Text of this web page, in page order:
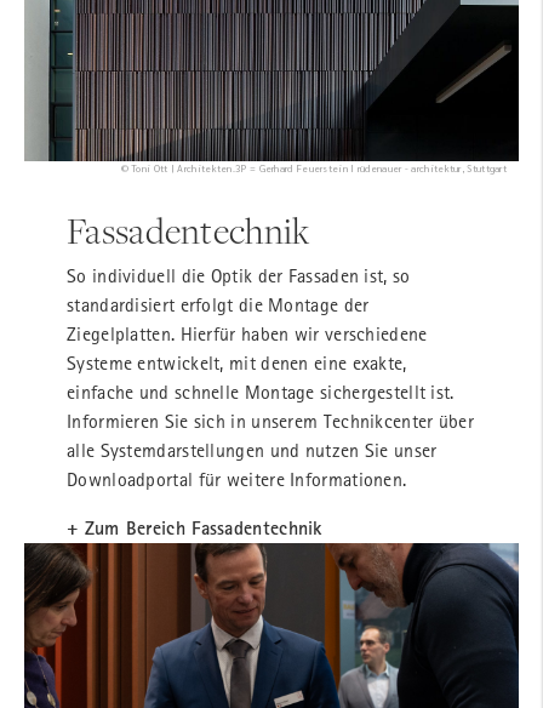
© Toni Ott | Architekten.3P = Gerhard Feuerstein I rüdenauer - architektur, Stuttgart
Fassadentechnik
So individuell die Optik der Fassaden ist, so
standardisiert erfolgt die Montage der
Ziegelplatten. Hierfür haben wir verschiedene
Systeme entwickelt, mit denen eine exakte,
einfache und schnelle Montage sichergestellt ist.
Informieren Sie sich in unserem Technikcenter über
alle Systemdarstellungen und nutzen Sie unser
Downloadportal für weitere Informationen.
+ Zum Bereich Fassadentechnik